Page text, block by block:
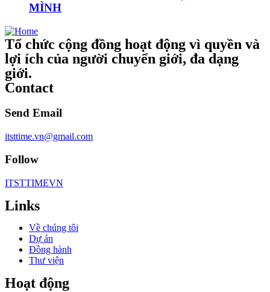
MÌNH
Tổ chức cộng đồng hoạt động vì quyền và
lợi ích của người chuyển giới, đa dạng
giới.
Contact
Send Email
itsttime.vn@gmail.com
Follow
ITSTTIMEVN
Links
Về chúng tôi
Dự án
Đồng hành
Thư viện
Hoạt động